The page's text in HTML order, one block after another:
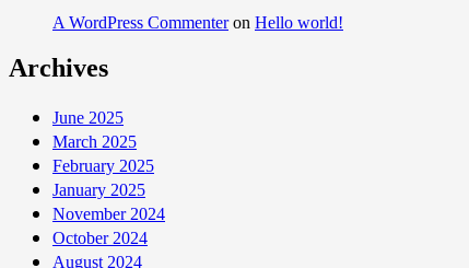
A WordPress Commenteron Hello world!
Archives
June 2025
March 2025
February 2025
January 2025
November 2024
October 2024
August 2024